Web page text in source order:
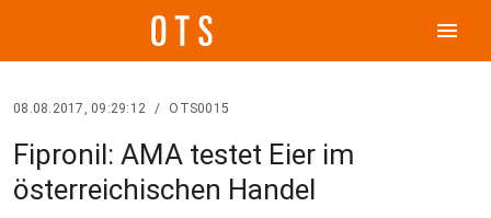
menu
08.08.2017, 09:29:12 / OTS0015
Fipronil: AMA testet Eier im
österreichischen Handel